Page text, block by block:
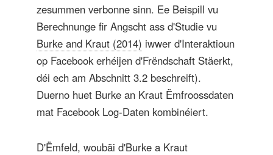
zesummen verbonne sinn. Ee Beispill vu
Berechnunge fir Angscht ass d'Studie vu
Burke and Kraut (2014) iwwer d'Interaktioun
op Facebook erhéijen d'Frëndschaft Stäerkt,
déi ech am Abschnitt 3.2 beschreift).
Duerno huet Burke an Kraut Ëmfroossdaten
mat Facebook Log-Daten kombinéiert.
D'Ëmfeld, woubäi d'Burke a Kraut